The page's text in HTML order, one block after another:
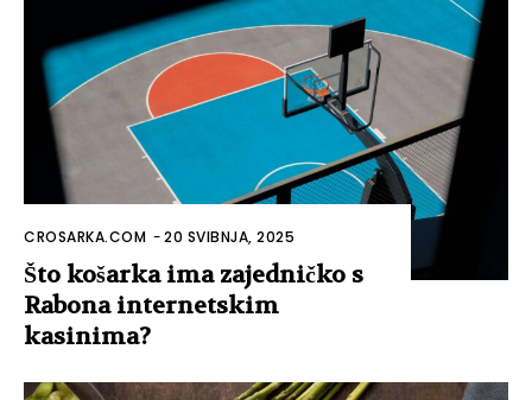
CROSARKA.COM -20 SVIBNJA, 2025
Što košarka ima zajedničko s
Rabona internetskim
kasinima?